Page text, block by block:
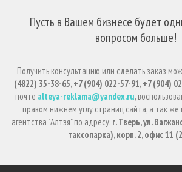
Пусть в Вашем бизнесе будет
вопросом больше!
Получить консультацию или сделать заказ
(4822) 35-38-65, +7 (904) 022-57-91, +7 (904)
почте alteya-reklama@yandex.ru,
правом нижнем углу страниц сайта, а так же
агентства "Алтэя" по адресу: г. Тверь, ул.
таксопарка), корп. 2, офис 11